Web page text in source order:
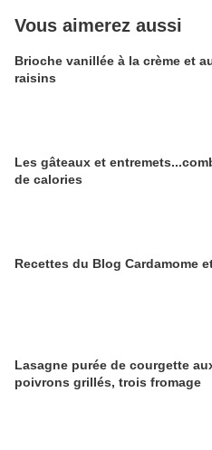
Vous aimerez aussi
Brioche vanillée à la crème et
raisins
Les gâteaux et
de calories
Recettes du Blog Cardamome
Lasagne purée de courgette
poivrons grillés, trois fromage